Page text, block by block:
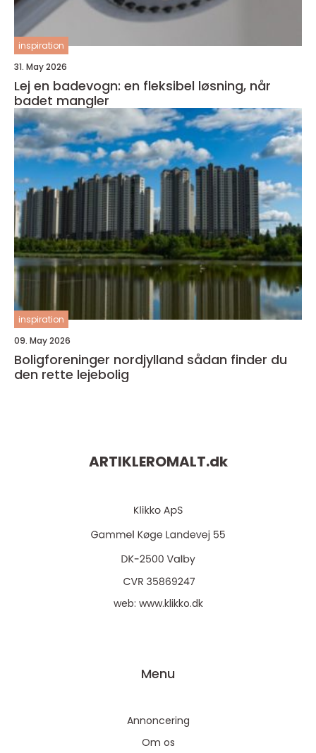
inspiration
31. May 2026
Lej en badevogn: en fleksibel løsning, når
badet mangler
inspiration
09. May 2026
Boligforeninger nordjylland sådan finder du
den rette lejebolig
ARTIKLEROMALT.dk
web: www.klikko.dk
Menu
Annoncering
Om os